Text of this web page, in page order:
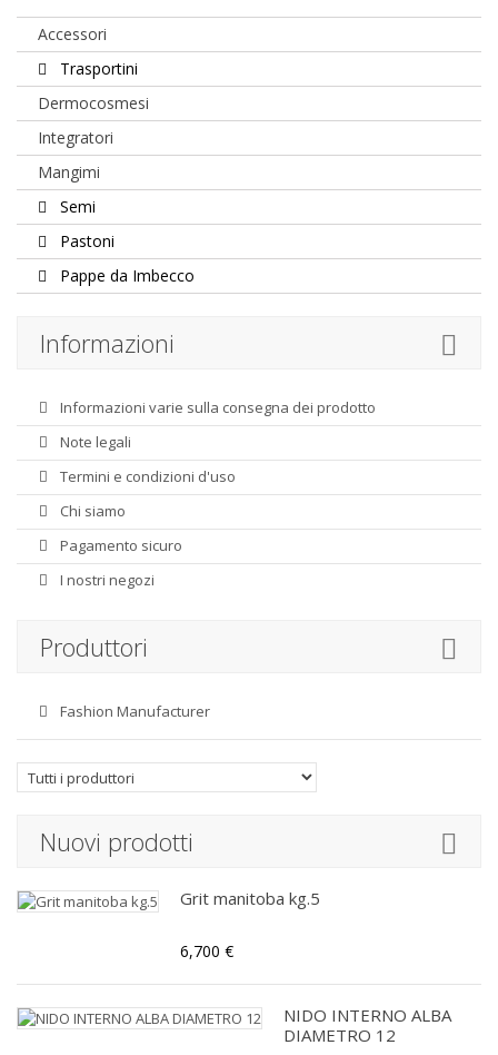
Accessori
Trasportini
Dermocosmesi
Integratori
Mangimi
Semi
Pastoni
Pappe da Imbecco
Informazioni
Informazioni varie sulla consegna dei prodotto
Note legali
Termini e condizioni d'uso
Chi siamo
Pagamento sicuro
I nostri negozi
Produttori
Fashion Manufacturer
Nuovi prodotti
Grit manitoba kg.5
6,700 €
NIDO INTERNO ALBA
DIAMETRO 12